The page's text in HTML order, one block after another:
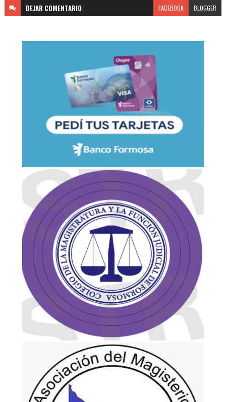
DEJAR COMENTARIO FACEBOOK BLOGGER